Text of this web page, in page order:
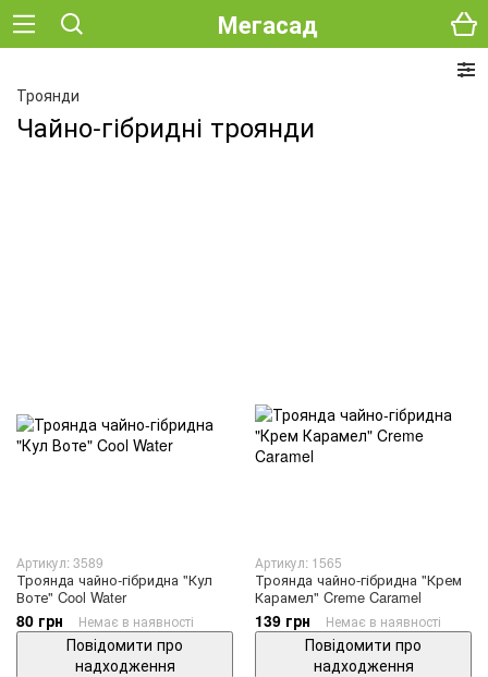
Мегасад
Троянди
Чайно-гібридні троянди
Артикул: 3589
Троянда чайно-гібридна "Кул
Воте" Cool Water
80 грн Немає в наявності
Повідомити про
надходження
Артикул: 1565
Троянда чайно-гібридна "Крем
Карамел" Creme Caramel
139 грн Немає в наявності
Повідомити про
надходження